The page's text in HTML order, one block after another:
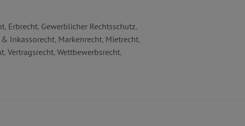
, Erbrecht, Gewerblicher Rechtsschutz,
Inkassorecht, Markenrecht, Mietrecht,
, Vertragsrecht, Wettbewerbsrecht,